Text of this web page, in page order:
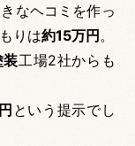
なヘコミを作っ
りは約15万円。
装工場2社からも
という提示でし